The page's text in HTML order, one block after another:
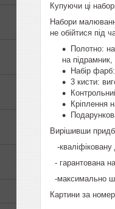
Купуючи ці
Набори
не обійтися під
Полотно:
на
Набір
3 кисти:
Кріплення
Вирішивши
-кваліфіковану
- гарантована
-максимально
Картини за